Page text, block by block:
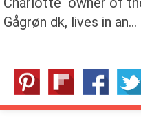
Gågrøn dk, lives in an…